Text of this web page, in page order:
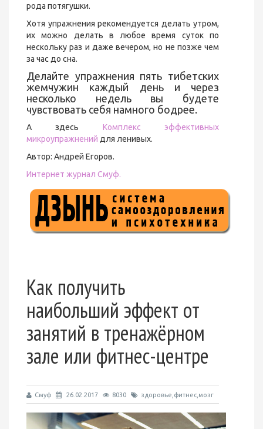
рода потягушки.
Хотя упражнения рекомендуется делать утром,
их можно делать в любое время суток по
нескольку раз и даже вечером, но не позже чем
за час до сна.
Делайте упражнения пять тибетских
жемчужин каждый день и через
несколько недель вы будете
чувствовать себя намного бодрее.
А здесь Комплекс эффективных
микроупражнений для ленивых.
Автор: Андрей Егоров.
Интернет журнал Смуф.
Как получить
наибольший эффект от
занятий в тренажёрном
зале или фитнес-центре
Смуф 26.02.2017 8030 здоровье,фитнес,мозг